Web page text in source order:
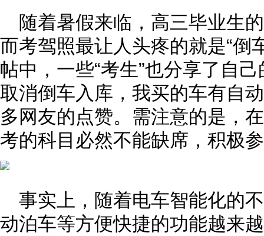
随着暑假来临，高三毕业生
而考驾照最让人头疼的就是“倒
帖中，一些“考生”也分享了自
取消倒车入库，我买的车有自
多网友的点赞。需注意的是，
考的科目必然不能缺席，积极
事实上，随着电车智能化的
动泊车等方便快捷的功能越来